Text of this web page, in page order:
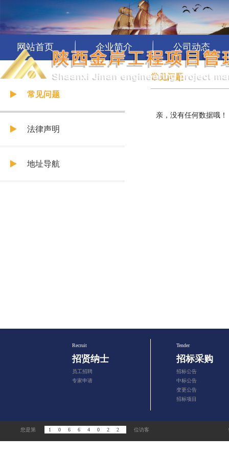
网站首页 企业简介 公司动态
常见问题
法律声明
地址导航
常见问题
亲，没有任何数据哦！
Recruit
招贤纳士
员工招聘
专家申请
Tender
招标采购
招标公告
中标公告
变更公告
招标项目
您是第 10664022 位访客